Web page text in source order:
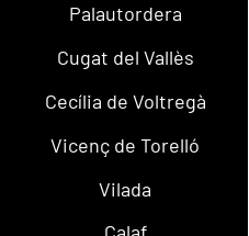
Palautordera
Cugat del Vallès
Cecília de Voltregà
Vicenç de Torelló
Vilada